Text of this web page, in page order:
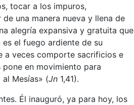
tocar a los impuros,
una manera nueva y llena de
alegría expansiva y gratuita que
el fuego ardiente de su
a veces comporte sacrificios e
en movimiento para
Mesías» (Jn 1,41).
Él inauguró, ya para hoy, los